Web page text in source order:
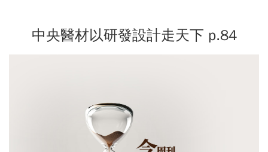
中央醫材以研發設計走天下 p.84